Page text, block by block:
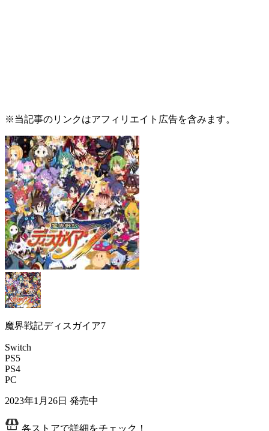
※当記事のリンクはアフィリエイト広告を含みます。
魔界戦記ディスガイア7
Switch
PS5
PS4
PC
2023年1月26日 発売中
各ストアで詳細をチェック！